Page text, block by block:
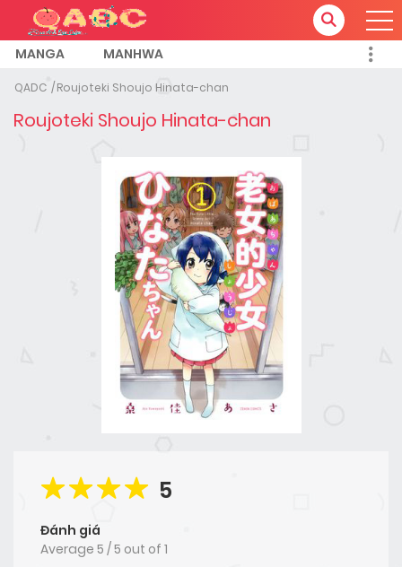
MANGA MANHWA
QADC Roujoteki Shoujo Hinata-chan
Roujoteki Shoujo Hinata-chan
5
Đánh giá
Average 5 /5 out of 1